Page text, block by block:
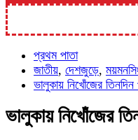
প্রথম পাতা
জাতীয়, দেশজুড়ে,
ভালুকায় নিখোঁজের
ভালুকায় নিখোঁজের